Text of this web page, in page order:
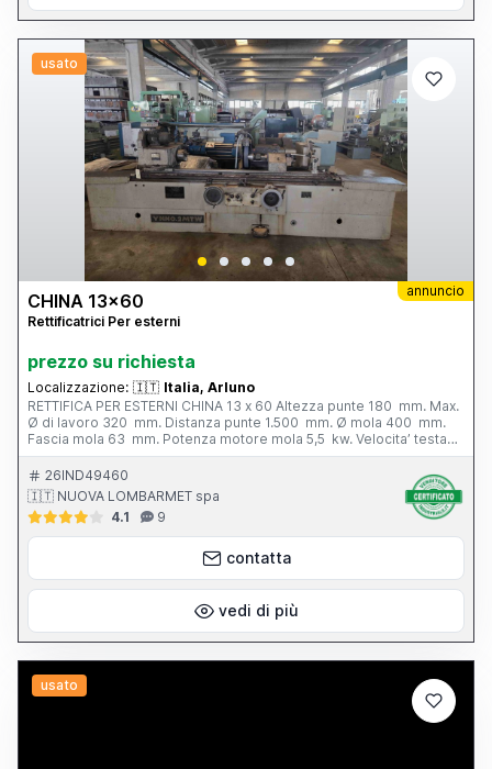
usato
annuncio
CHINA 13x60
Rettificatrici Per esterni
prezzo su richiesta
Localizzazione: 🇮🇹 Italia, Arluno
RETTIFICA PER ESTERNI CHINA 13 x 60 Altezza punte 180 mm. Max.
Ø di lavoro 320 mm. Distanza punte 1.500 mm. Ø mola 400 mm.
Fascia mola 63 mm. Potenza motore mola 5,5 kw. Velocita’ testa
portapezzo - N. 6; 28 - 280 g/min. Inclinazione tavola - 3° / + 6°
Peso totale 3.800 kg. Completa di: - n. 1 autocentrante Ø 165 mm.
- n. 1 lunetta chiusa - vasca con filtro - cunei di livellamento
26IND49460
🇮🇹 NUOVA LOMBARMET spa
4.1
9
contatta
vedi di più
usato